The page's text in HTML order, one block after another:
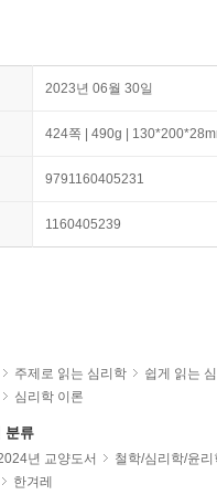
2023년 06월 30일
424쪽 | 490g |
9791160405231
1160405239
주제로 읽는 심리학
쉽게 읽는
심리학 이론
분류
년 교양도서
철학/심리학/윤리
한겨레